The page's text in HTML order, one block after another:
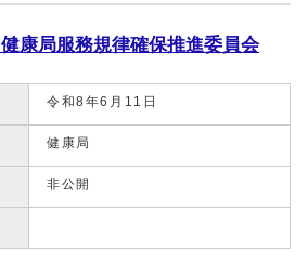
康局服務規律確保推進委員会
令和8年6月11日
健康局
非公開